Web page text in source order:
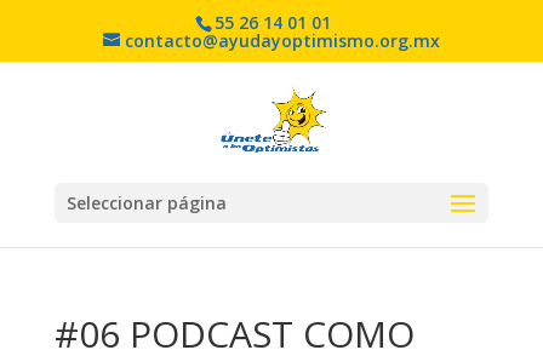
55 26 14 01 01
contacto@ayudayoptimismo.org.mx
Seleccionar página
#06 PODCAST COMO